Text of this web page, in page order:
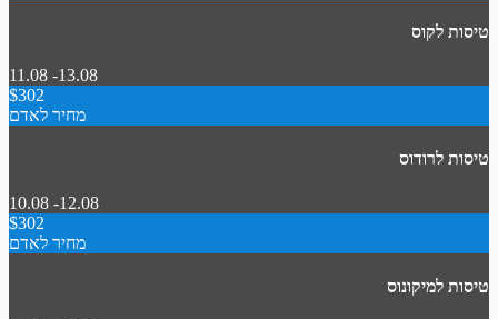
טיסות לקוס
11.08 -13.08
$302
מחיר לאדם
טיסות לרודוס
10.08 -12.08
$302
מחיר לאדם
טיסות למיקונוס